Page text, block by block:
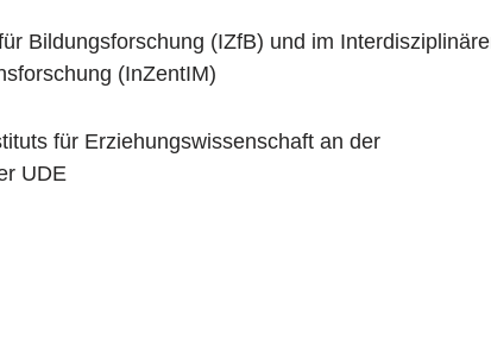
Bildungsforschung (IZfB) und im
(InZentIM)
für Erziehungswissenschaft an der
UDE